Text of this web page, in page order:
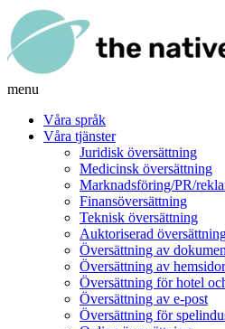
menu
Våra språk
Våra tjänster
Juridisk översättning
Medicinsk översättning
Marknadsföring/PR/
Finansöversättning
Teknisk översättning
Auktoriserad
Översättning av
Översättning av hemsidor
Översättning för hotel
Översättning av e-post
Översättning för